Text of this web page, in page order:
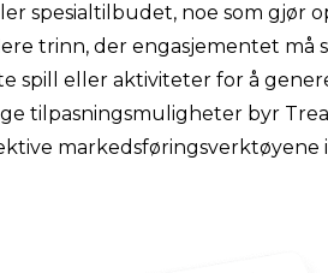
spesialtilbudet, noe som gjør
trinn, der engasjementet
spill eller aktiviteter for å
tilpasningsmuligheter byr
markedsføringsverktøyene i